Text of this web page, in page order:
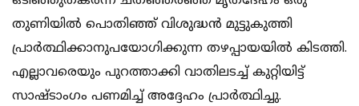
തുണിയിൽ പൊതിഞ്ഞ് വിശുദ്ധൻ മുട്ടുകുത്തി
പ്രാർത്ഥിക്കാനുപയോഗിക്കുന്ന തഴപ്പായയിൽ കിടത്തി.
എല്ലാവരെയും പുറത്താക്കി വാതിലടച്ച് കുറ്റിയിട്ട്
സാഷ്ടാംഗം പണമിച്ച് അദ്ദേഹം പ്രാർത്ഥിച്ചു.